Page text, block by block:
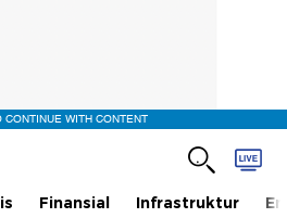
CONTINUE WITH CONTENT
Finansial Infrastruktur